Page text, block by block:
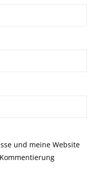
und meine Website